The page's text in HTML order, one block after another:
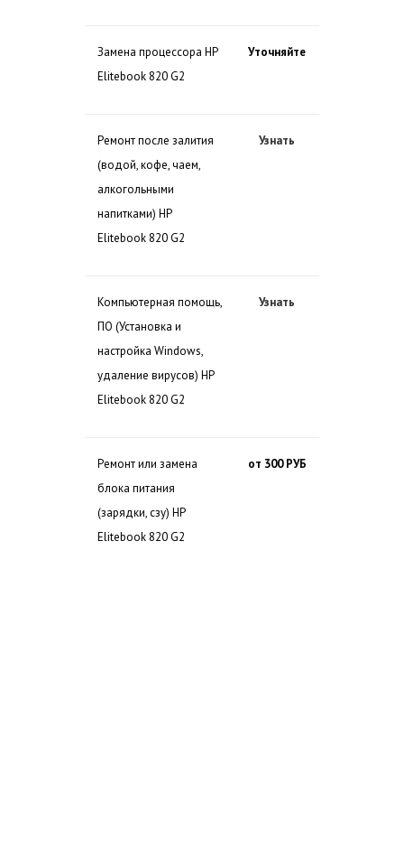
Замена процессора HP
Elitebook 820 G2
Уточняйте
Ремонт после залития
(водой, кофе, чаем,
алкогольными
напитками) HP
Elitebook 820 G2
Узнать
Компьютерная помощь,
ПО (Установка и
настройка Windows,
удаление вирусов) HP
Elitebook 820 G2
Узнать
Ремонт или замена
блока питания
(зарядки, сзу) HP
Elitebook 820 G2
от 300 РУБ